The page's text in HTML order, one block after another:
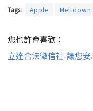
Tags: Apple Meltdown
您也許會喜歡：
立達合法徵信社-讓您